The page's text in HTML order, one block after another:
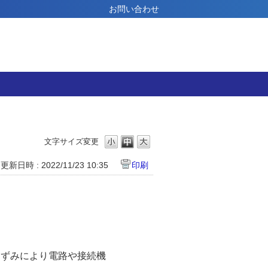
お問い合わせ
文字サイズ変更
更新日時 : 2022/11/23 10:35 印刷
みにより電路や接続機